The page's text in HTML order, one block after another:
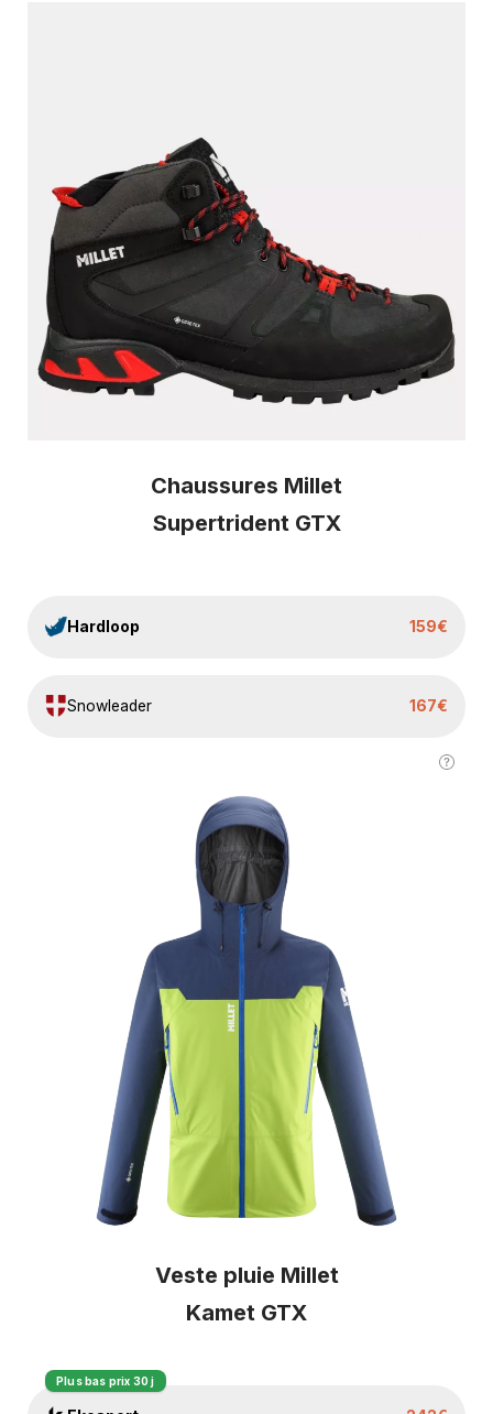
Chaussures Millet
Supertrident GTX
Hardloop 159€
Snowleader 167€
Veste pluie Millet
Kamet GTX
Plus bas prix 30 j